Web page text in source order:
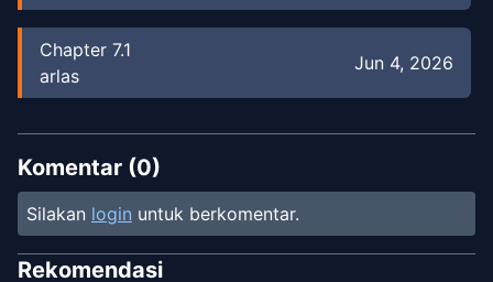
Chapter 7.1
arlas
Jun 4, 2026
Chapter6.2
arlas
Chapter6.1
arlas
Jun 2, 2026
Komentar (0)
Silakan login untuk berkomentar.
Rekomendasi